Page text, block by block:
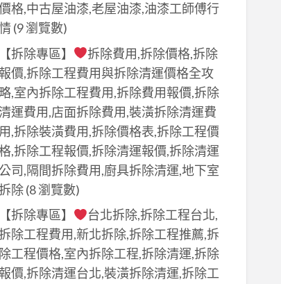
格,中古屋油漆,老屋油漆,油漆工師傅行
(9 瀏覽數)
【拆除專區】
拆除費用,拆除價格,拆除
價,拆除工程費用與拆除清運價格全攻
略,室內拆除工程費用,拆除費用報價,拆除
運費用,店面拆除費用,裝潢拆除清運費
用,拆除裝潢費用,拆除價格表,拆除工程價
,拆除工程報價,拆除清運報價,拆除清運
公司,隔間拆除費用,廚具拆除清運,地下室
除(8 瀏覽數)
【拆除專區】
台北拆除,拆除工程台北,
除工程費用,新北拆除,拆除工程推薦,拆
除工程價格,室內拆除工程,拆除清運,拆除
價,拆除清運台北,裝潢拆除清運,拆除工